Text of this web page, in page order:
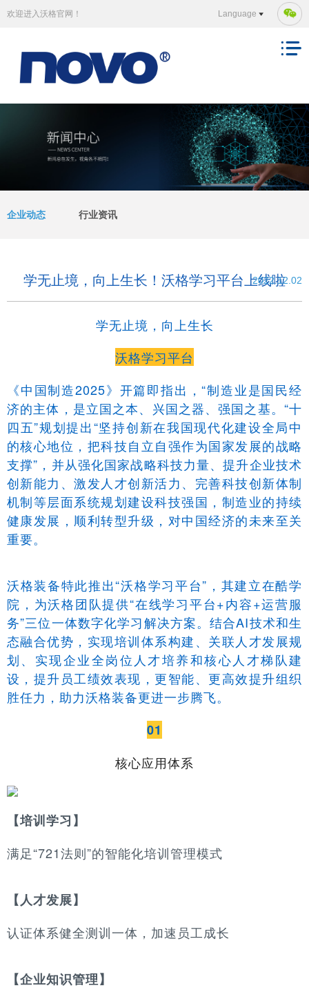
欢迎进入沃格官网！ Language
企业动态 行业资讯
学无止境，向上生长！沃格学习平台上线啦
2022.12.02
学无止境，向上生长
沃格学习平台
《中国制造2025》开篇即指出，“制造业是国民经
济的主体，是立国之本、兴国之器、强国之基。“十
四五”规划提出“坚持创新在我国现代化建设全局中
的核心地位，把科技自立自强作为国家发展的战略
支撑”，并从强化国家战略科技力量、提升企业技术
创新能力、激发人才创新活力、完善科技创新体制
机制等层面系统规划建设科技强国，制造业的持续
健康发展，顺利转型升级，对中国经济的未来至关
重要。
沃格装备特此推出“沃格学习平台”，其建立在酷学
院，为沃格团队提供“在线学习平台+内容+运营服
务”三位一体数字化学习解决方案。结合AI技术和生
态融合优势，实现培训体系构建、关联人才发展规
划、实现企业全岗位人才培养和核心人才梯队建
设，提升员工绩效表现，更智能、更高效提升组织
胜任力，助力沃格装备更进一步腾飞。
01
核心应用体系
【培训学习】
满足“721法则”的智能化培训管理模式
【人才发展】
认证体系健全测训一体，加速员工成长
【企业知识管理】